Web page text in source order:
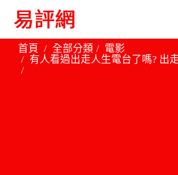
首頁 全部分類
電影
有人看過出走人生電台了嗎? 出